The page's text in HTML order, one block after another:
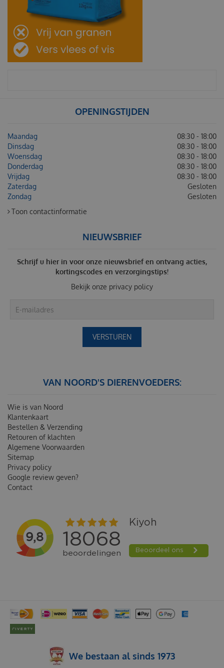
OPENINGSTIJDEN
Maandag
08:30 - 18:00
Dinsdag
08:30 - 18:00
Woensdag
08:30 - 18:00
Donderdag
08:30 - 18:00
Vrijdag
08:30 - 18:00
Zaterdag
Gesloten
Zondag
Gesloten
Toon contactinformatie
NIEUWSBRIEF
Schrijf u hier in voor onze nieuwsbrief en ontvang acties,
kortingscodes en verzorgingstips!
Bekijk onze privacy policy
VAN NOORD'S DIERENVOEDERS:
Wie is van Noord
Klantenkaart
Bestellen & Verzending
Retouren of klachten
Algemene Voorwaarden
Sitemap
Privacy policy
Google review geven?
Contact
We bestaan al sinds 1973